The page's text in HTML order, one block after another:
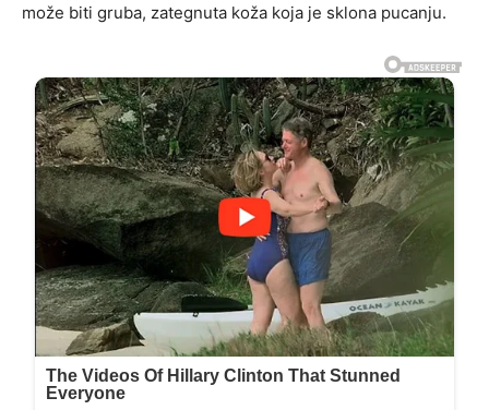
može biti gruba, zategnuta koža koja je sklona pucanju.